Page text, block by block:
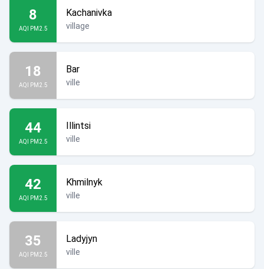
8
AQI PM2.5
Kachanivka
village
18
AQI PM2.5
Bar
ville
44
AQI PM2.5
Illintsi
ville
42
AQI PM2.5
Khmilnyk
ville
35
AQI PM2.5
Ladyjyn
ville